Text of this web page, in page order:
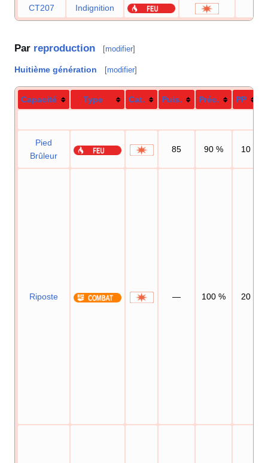
CT207 Indignition
Par reproduction [modifier]
Huitième génération [modifier]
Capacité Type Cat. Puis. Préc. PP
Pied
Brûleur
85 90 % 10
Riposte — 100 % 20